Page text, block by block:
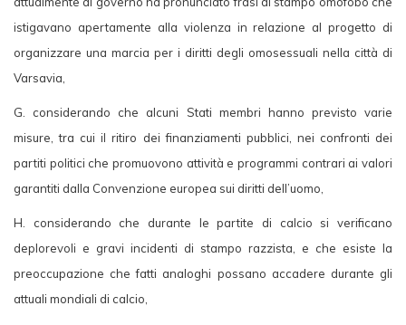
istigavano apertamente alla violenza in relazione al progetto di
organizzare una marcia per i diritti degli omosessuali nella città di
Varsavia,
G. considerando che alcuni Stati membri hanno previsto varie
misure, tra cui il ritiro dei finanziamenti pubblici, nei confronti dei
partiti politici che promuovono attività e programmi contrari ai valori
garantiti dalla Convenzione europea sui diritti dell’uomo,
H. considerando che durante le partite di calcio si verificano
deplorevoli e gravi incidenti di stampo razzista, e che esiste la
preoccupazione che fatti analoghi possano accadere durante gli
attuali mondiali di calcio,